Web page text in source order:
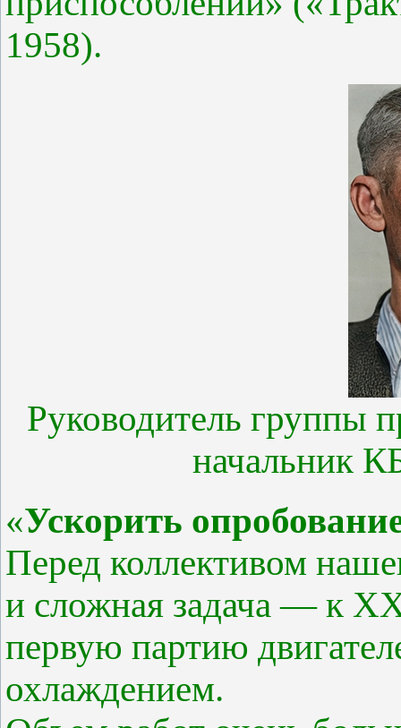
1958).
Руководитель группы
начальник
«Ускорить
Перед коллективом
и сложная задача — к
первую партию
охлаждением.